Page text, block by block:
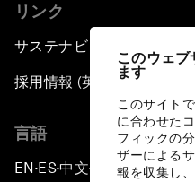
このウェ
ます
このサイト
に合わせた
フィックの
ザーによる
報を収集し
リンク
サステナビリティへの取り
採用情報 (英語のみ)
言語
EN ▪ES▪中文▪ 日本語